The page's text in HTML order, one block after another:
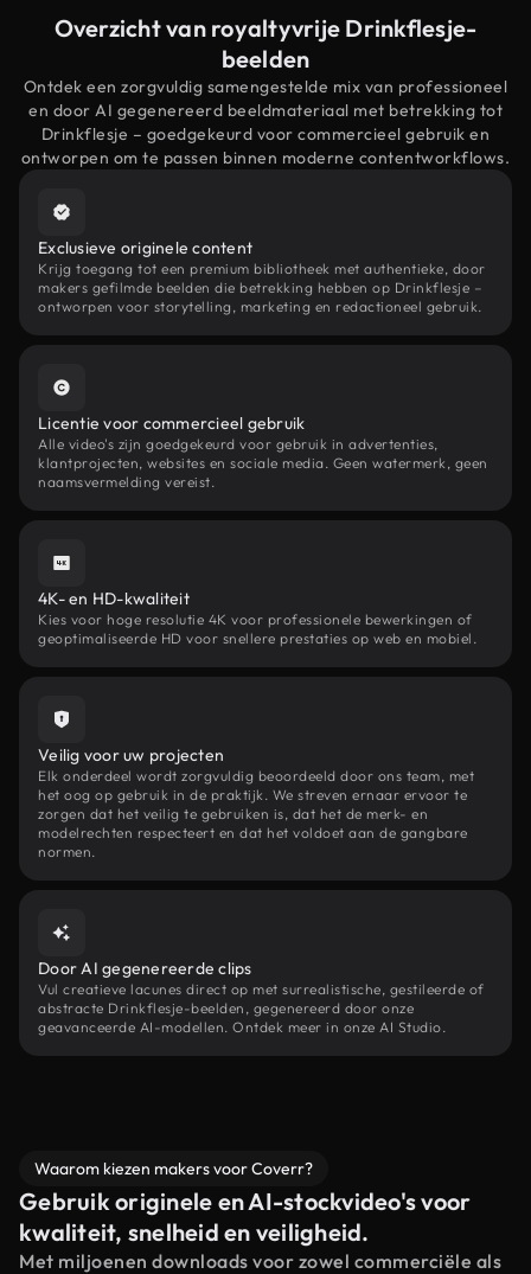
Overzicht van royaltyvrije Drinkflesje-
beelden
Ontdek een zorgvuldig samengestelde mix van professioneel
en door AI gegenereerd beeldmateriaal met betrekking tot
Drinkflesje – goedgekeurd voor commercieel gebruik en
ontworpen om te passen binnen moderne contentworkflows.
Exclusieve originele content
Krijg toegang tot een premium bibliotheek met authentieke, door
makers gefilmde beelden die betrekking hebben op Drinkflesje –
ontworpen voor storytelling, marketing en redactioneel gebruik.
Licentie voor commercieel gebruik
Alle video's zijn goedgekeurd voor gebruik in advertenties,
klantprojecten, websites en sociale media. Geen watermerk, geen
naamsvermelding vereist.
4K- en HD-kwaliteit
Kies voor hoge resolutie 4K voor professionele bewerkingen of
geoptimaliseerde HD voor snellere prestaties op web en mobiel.
Veilig voor uw projecten
Elk onderdeel wordt zorgvuldig beoordeeld door ons team, met
het oog op gebruik in de praktijk. We streven ernaar ervoor te
zorgen dat het veilig te gebruiken is, dat het de merk- en
modelrechten respecteert en dat het voldoet aan de gangbare
normen.
Door AI gegenereerde clips
Vul creatieve lacunes direct op met surrealistische, gestileerde of
abstracte Drinkflesje-beelden, gegenereerd door onze
geavanceerde AI-modellen. Ontdek meer in onze AI Studio.
Waarom kiezen makers voor Coverr?
Gebruik originele en AI-stockvideo's voor
kwaliteit, snelheid en veiligheid.
Met miljoenen downloads voor zowel commerciële als